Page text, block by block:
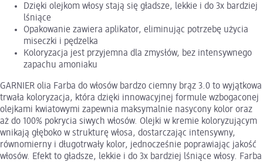
Dzięki olejkom włosy stają się gładsze, lekkie i do 3x bardziej
lśniące
Opakowanie zawiera aplikator, eliminując potrzebę użycia
miseczki i pędzelka
Koloryzacja jest przyjemna dla zmysłów, bez intensywnego
zapachu amoniaku
GARNIER olia Farba do włosów bardzo ciemny brąz 3.0 to wyjątkowa
trwała koloryzacja, która dzięki innowacyjnej formule wzbogaconej
olejkami kwiatowymi zapewnia maksymalnie nasycony kolor oraz
aż do 100% pokrycia siwych włosów. Olejki w kremie koloryzującym
wnikają głęboko w strukturę włosa, dostarczając intensywny,
równomierny i długotrwały kolor, jednocześnie poprawiając jakość
włosów. Efekt to gładsze, lekkie i do 3x bardziej lśniące włosy. Farba